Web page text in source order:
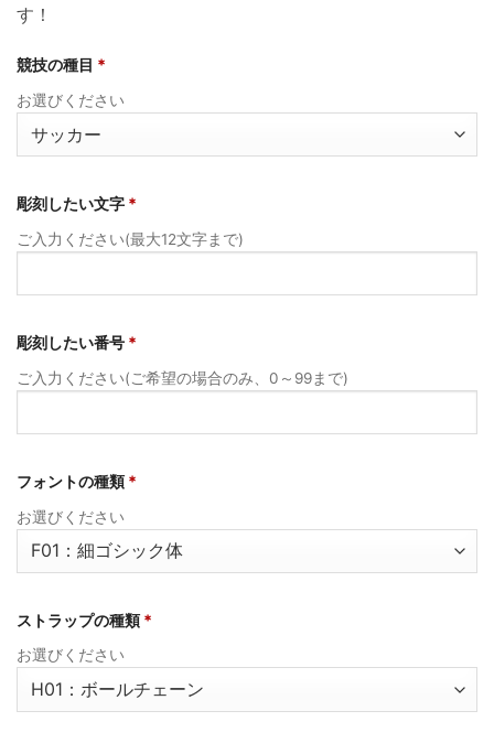
す！
競技の種目 *
お選びください
彫刻したい文字 *
ご入力ください(最大12文字まで)
彫刻したい番号 *
ご入力ください(ご希望の場合のみ、0～99まで)
フォントの種類 *
お選びください
ストラップの種類 *
お選びください